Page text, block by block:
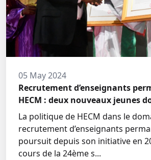
05 May 2024
Recrutement d’enseignants
HECM : deux nouveaux jeunes docteurs ont
prêté́ serment
La politique de HECM dans le domaine de
recrutement d’enseignants
poursuit depuis son initiative en 2017-2018. Au
cours de la 24ème s...